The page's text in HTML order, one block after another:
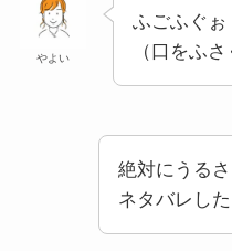
やよい
ふごふぐぉ
（口をふさ
絶対にうる
ネタバレし